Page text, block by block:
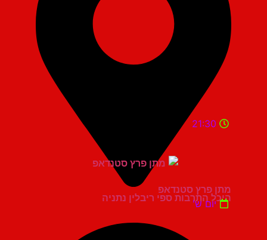
היכל התרבות ספי ריבלין נתניה
21:30
מתן פרץ סטנדאפ
יום ש'